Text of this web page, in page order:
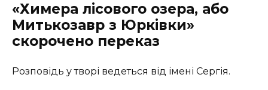
«Химера лісового озера, або
Митькозавр з Юрківки»
скорочено переказ
Розповідь у творі ведеться від імені Сергія.